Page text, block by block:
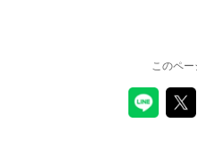
このペ